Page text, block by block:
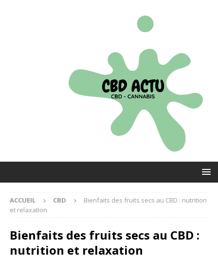
ACCUEIL CBD
Bienfaits des fruits secs au CBD : nutrition
et relaxation
Bienfaits des fruits secs au CBD :
nutrition et relaxation